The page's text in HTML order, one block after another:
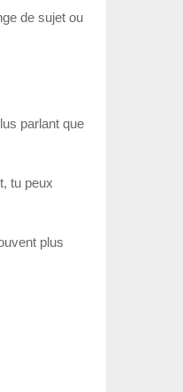
de sujet ou
parlant que
tu peux
plus